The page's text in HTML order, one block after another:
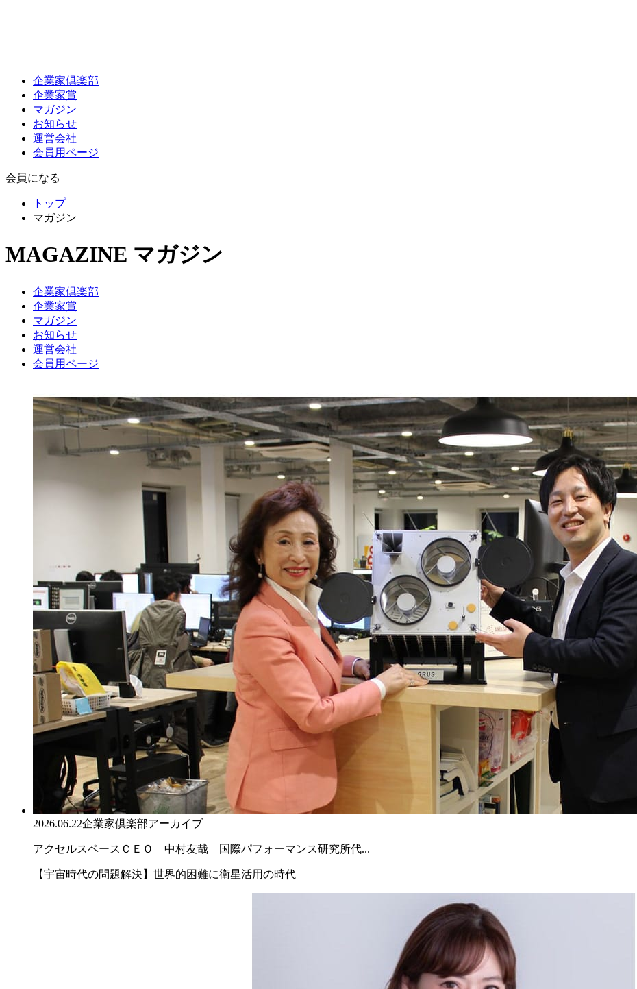
企業家倶楽部
企業家賞
マガジン
お知らせ
運営会社
会員用ページ
会員になる
トップ
マガジン
MAGAZINE マガジン
企業家倶楽部
企業家賞
マガジン
お知らせ
運営会社
会員用ページ
2026.06.22企業家倶楽部アーカイブ
アクセルスペースＣＥＯ 中村友哉 国際パフォーマンス研究所代...
【宇宙時代の問題解決】世界的困難に衛星活用の時代